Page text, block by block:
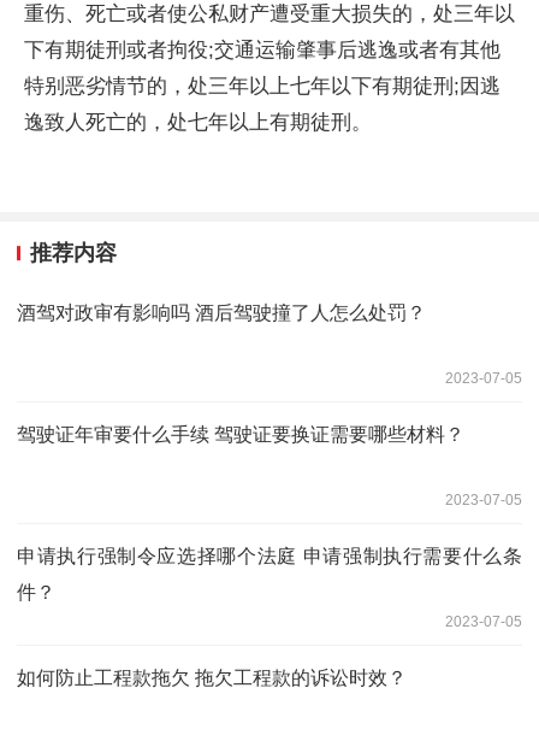
重伤、死亡或者使公私财产遭受重大损失的，处三年以
下有期徒刑或者拘役;交通运输肇事后逃逸或者有其他
特别恶劣情节的，处三年以上七年以下有期徒刑;因逃
逸致人死亡的，处七年以上有期徒刑。
推荐内容
酒驾对政审有影响吗 酒后驾驶撞了人怎么处罚？
2023-07-05
驾驶证年审要什么手续 驾驶证要换证需要哪些材料？
2023-07-05
申请执行强制令应选择哪个法庭 申请强制执行需要什么条
件？
2023-07-05
如何防止工程款拖欠 拖欠工程款的诉讼时效？